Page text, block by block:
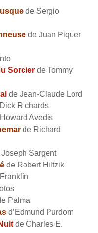
de Sergio
de Juan Piquer
Sorcier de Tommy
de Jean-Claude Lord
Richards
Avedis
de Richard
Joseph Sargent
de Robert Hiltzik
Palma
d’Edmund Purdom
de Charles E.